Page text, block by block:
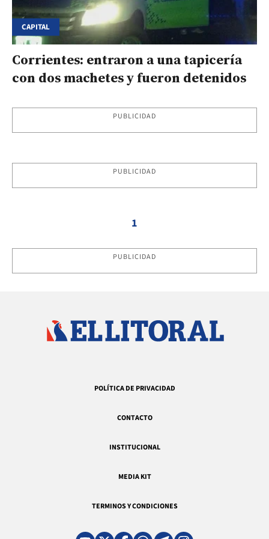
CAPITAL
Corrientes: entraron a una tapicería
con dos machetes y fueron detenidos
PUBLICIDAD
PUBLICIDAD
1
PUBLICIDAD
POLÍTICA DE PRIVACIDAD
CONTACTO
INSTITUCIONAL
MEDIA KIT
TERMINOS Y CONDICIONES